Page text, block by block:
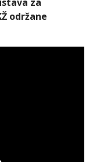
održane